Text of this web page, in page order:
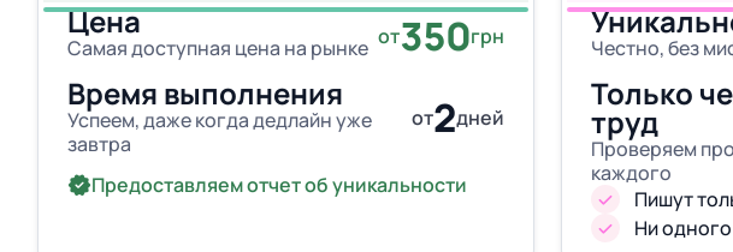
Цена
Самая доступная цена на рынке от350грн
Время выполнения
Успеем, даже когда дедлайн уже
завтра
от2дней
Предоставляем отчет об уникальности
Честно, без
Только
труд
Проверяем
каждого
Пишут
Ни